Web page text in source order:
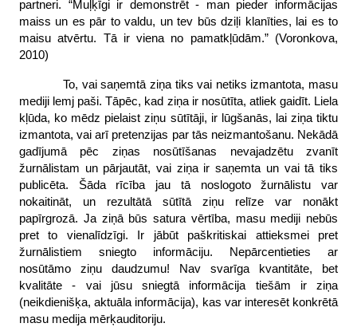
partneri. “Muļķīgi ir demonstrēt - man pieder informācijas
maiss un es pār to valdu, un tev būs dziļi klanīties, lai es to
maisu atvērtu. Tā ir viena no pamatkļūdām.” (Voronkova,
2010)
To, vai saņemtā ziņa tiks vai netiks izmantota, masu
mediji lemj paši. Tāpēc, kad ziņa ir nosūtīta, atliek gaidīt. Liela
kļūda, ko mēdz pielaist ziņu sūtītāji, ir lūgšanās, lai ziņa tiktu
izmantota, vai arī pretenzijas par tās neizmantošanu. Nekādā
gadījumā pēc ziņas nosūtīšanas nevajadzētu zvanīt
žurnālistam un pārjautāt, vai ziņa ir saņemta un vai tā tiks
publicēta. Šāda rīcība jau tā noslogoto žurnālistu var
nokaitināt, un rezultātā sūtītā ziņu relīze var nonākt
papīrgrozā. Ja ziņā būs satura vērtība, masu mediji nebūs
pret to vienalīdzīgi. Ir jābūt paškritiskai attieksmei pret
žurnālistiem sniegto informāciju. Nepārcentieties ar
nosūtāmo ziņu daudzumu! Nav svarīga kvantitāte, bet
kvalitāte - vai jūsu sniegtā informācija tiešām ir ziņa
(neikdienišķa, aktuāla informācija), kas var interesēt konkrētā
masu medija mērķauditoriju.